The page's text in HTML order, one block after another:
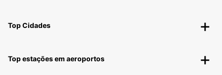
Top Cidades
Top estações em aeroportos